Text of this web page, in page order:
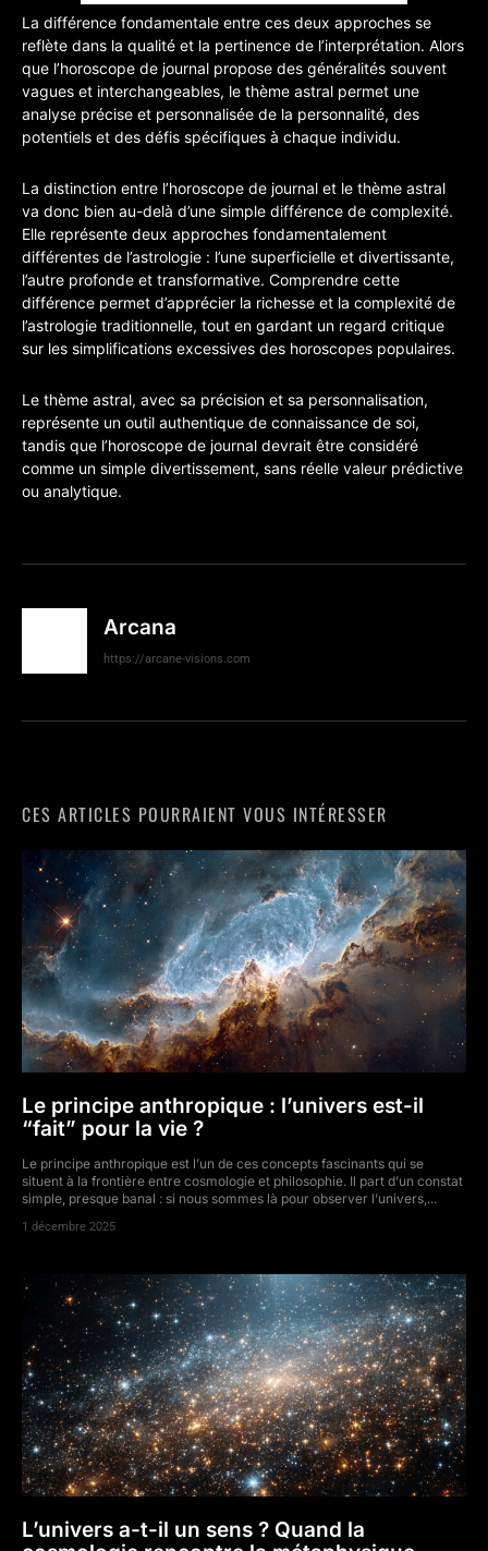
La différence fondamentale entre ces deux approches se
reflète dans la qualité et la pertinence de l’interprétation. Alors
que l’horoscope de journal propose des généralités souvent
vagues et interchangeables, le thème astral permet une
analyse précise et personnalisée de la personnalité, des
potentiels et des défis spécifiques à chaque individu.
La distinction entre l’horoscope de journal et le thème astral
va donc bien au-delà d’une simple différence de complexité.
Elle représente deux approches fondamentalement
différentes de l’astrologie : l’une superficielle et divertissante,
l’autre profonde et transformative. Comprendre cette
différence permet d’apprécier la richesse et la complexité de
l’astrologie traditionnelle, tout en gardant un regard critique
sur les simplifications excessives des horoscopes populaires.
Le thème astral, avec sa précision et sa personnalisation,
représente un outil authentique de connaissance de soi,
tandis que l’horoscope de journal devrait être considéré
comme un simple divertissement, sans réelle valeur prédictive
ou analytique.
Arcana
https://arcane-visions.com
CES ARTICLES POURRAIENT VOUS INTÉRESSER
Le principe anthropique : l’univers est-il
“fait” pour la vie ?
Le principe anthropique est l’un de ces concepts fascinants qui se
situent à la frontière entre cosmologie et philosophie. Il part d’un constat
simple, presque banal : si nous sommes là pour observer l’univers,...
1 décembre 2025
L’univers a-t-il un sens ? Quand la